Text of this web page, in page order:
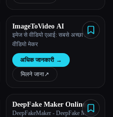
ImageToVideo AI
इमेज से वीडियो एआई: सबसे अच्छा AI
वीडियो मेकर
अधिक जानकारी →
मिलने जाना↗︎
DeepFake Maker Online
Free Tool
DeepFakeMaker - DeepFake Maker